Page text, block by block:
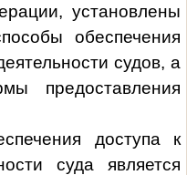
установлены
обеспечения
судов, а
предоставления
доступа к
суда является